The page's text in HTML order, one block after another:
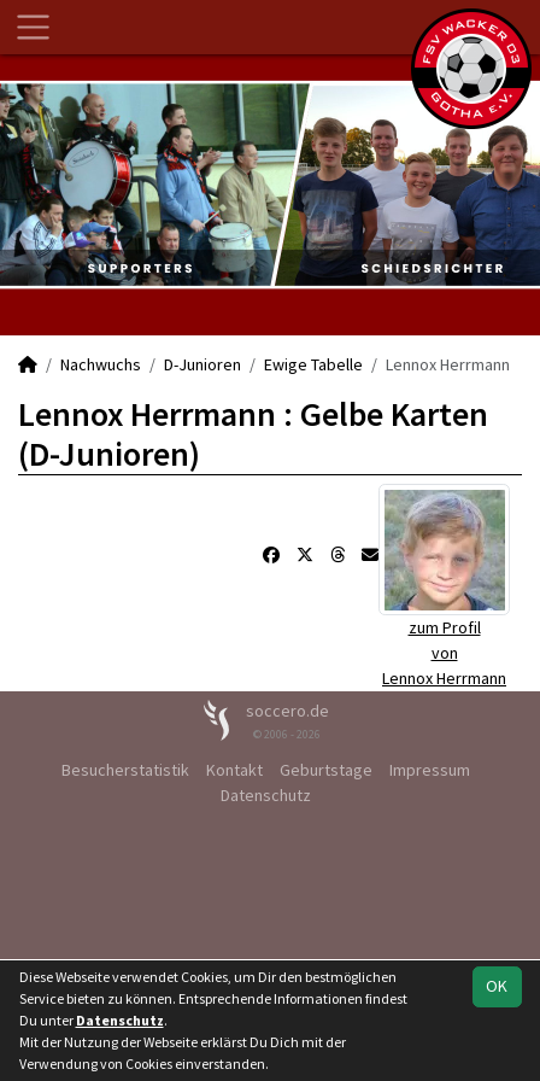
Nachwuchs D-Junioren Ewige Tabelle Lennox Herrmann
Lennox Herrmann : Gelbe Karten
(D-Junioren)
zum Profil
von
Lennox Herrmann
soccero.de
© 2006 - 2026
Besucherstatistik Kontakt Geburtstage
Impressum
Datenschutz
OK
Diese Webseite verwendet Cookies, um Dir den bestmöglichen
Service bieten zu können. Entsprechende Informationen findest
Du unter Datenschutz.
Mit der Nutzung der Webseite erklärst Du Dich mit der
Verwendung von Cookies einverstanden.